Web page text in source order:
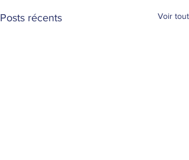
Posts récents Voir tout